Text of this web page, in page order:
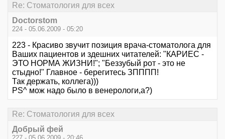
Re: Стоматология для всех
Doctorstom
224 - 05.06.2009 - 05:20
223 - Красиво звучит позиция врача-стоматолога для
Ваших пациентов и здешних читателей: "КАРИЕС -
ЭТО НОРМА ЖИЗНИ!"; "Беззубый рот - это не
стыдно!" Главное - берегитесь ЗПППП!
Так держать, коллега)))
PS^ мож надо было в венерологи,а?)
Re: Стоматология для всех
Добрый фей